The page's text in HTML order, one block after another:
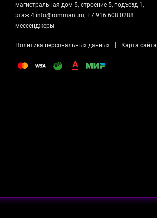
магистральная дом 5, строение 5, подъезд 1,
этаж 4 info@rommani.ru; +7 916 608 0288
мессенджеры
Политика персональных данных | Карта сайта